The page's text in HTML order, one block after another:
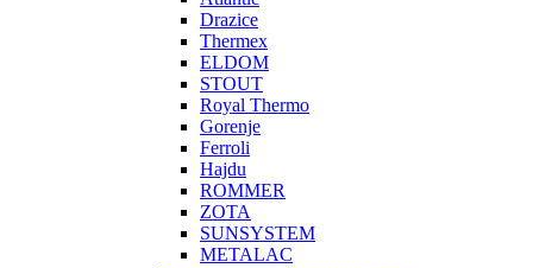
Drazice
Thermex
ELDOM
STOUT
Royal Thermo
Gorenje
Ferroli
Hajdu
ROMMER
ZOTA
SUNSYSTEM
METALAC